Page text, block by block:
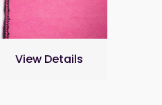
View Details